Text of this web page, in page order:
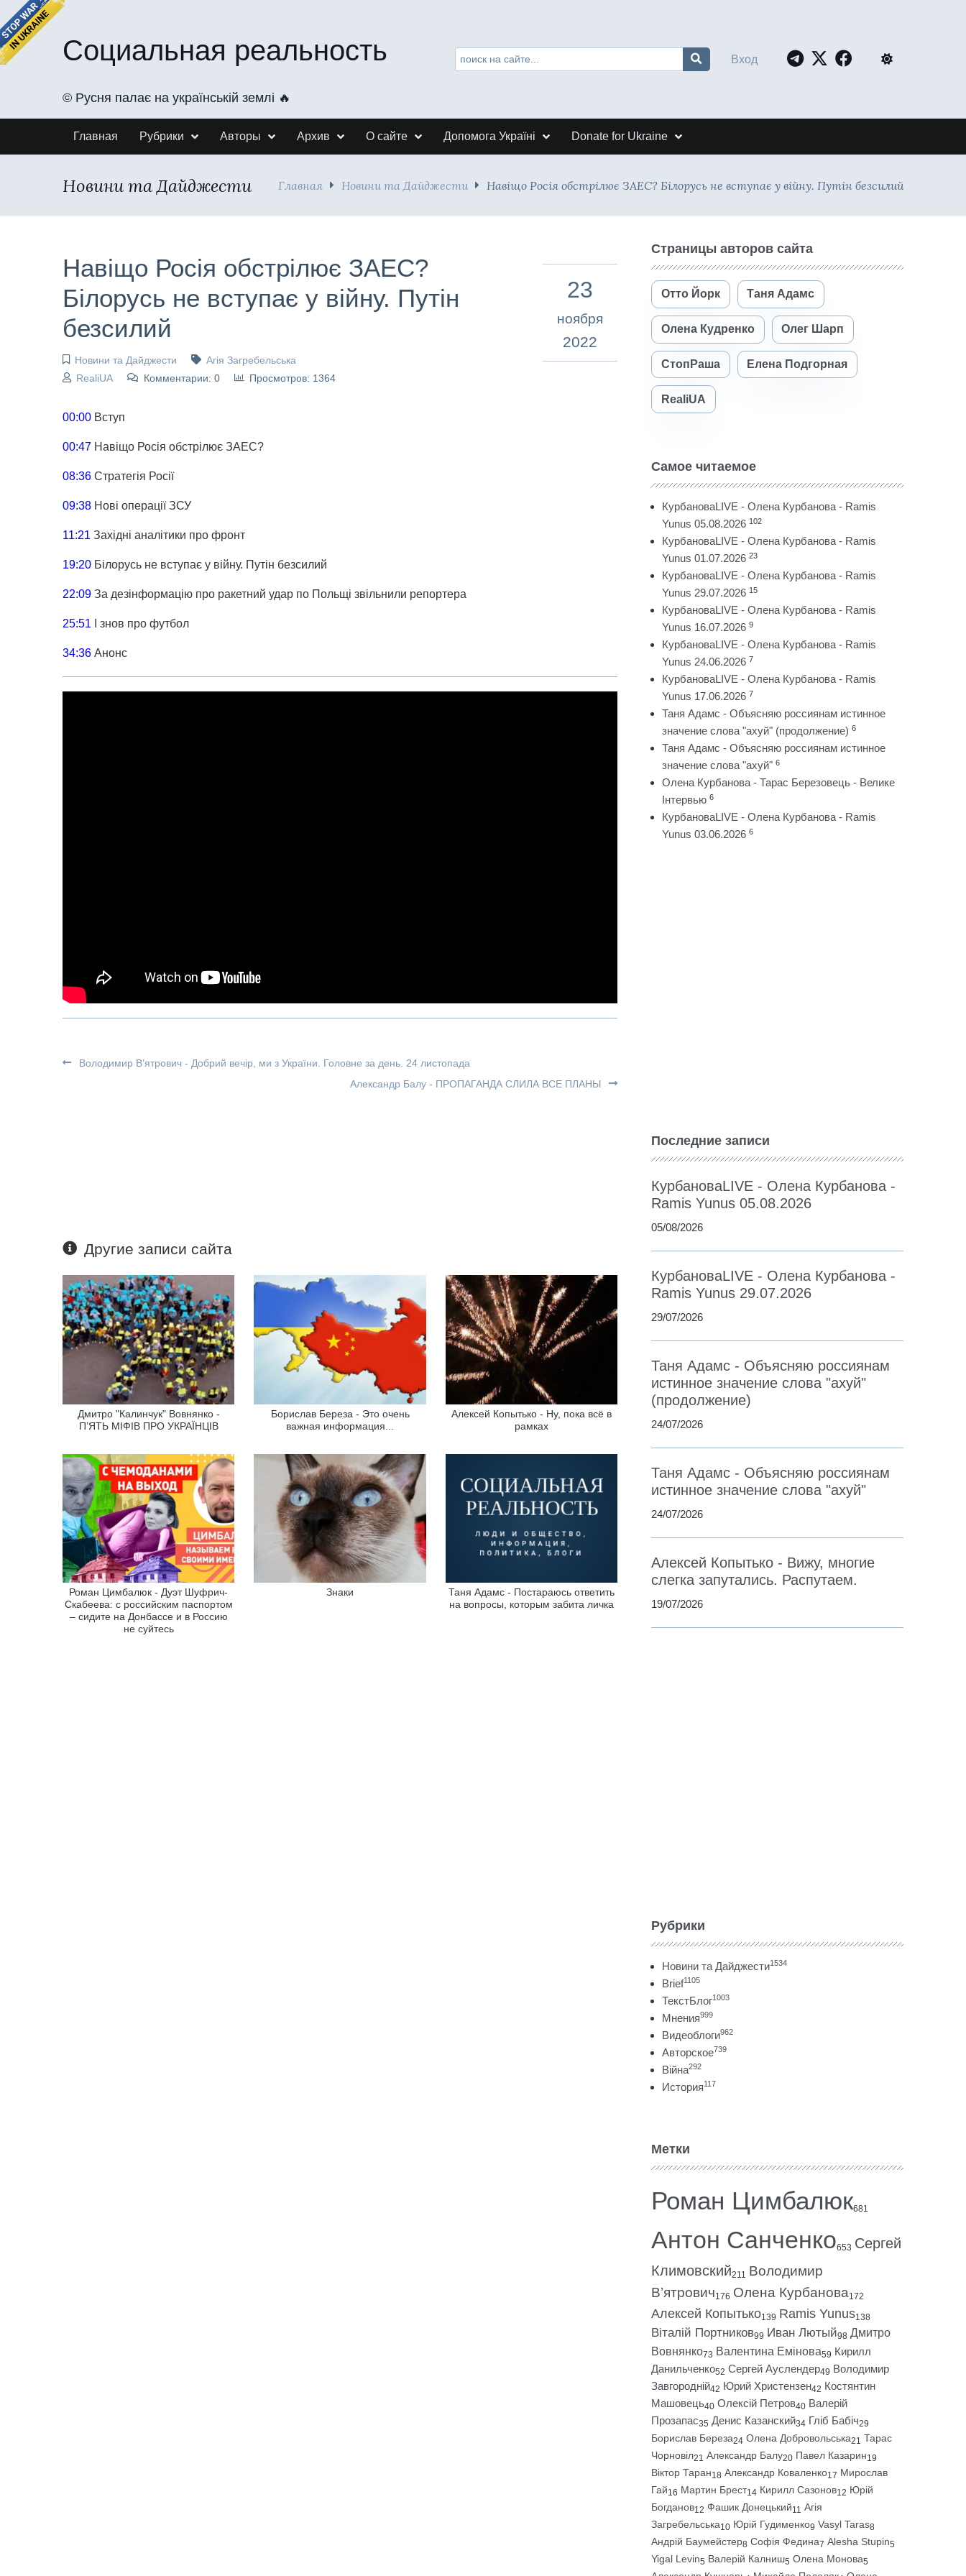
Социальная реальность
©️ Русня палає на українській землі 🔥
Вход
Главная Рубрики Авторы Архив О сайте Допомога Україні Donate for Ukraine
Новини та Дайджести Главная Новини та Дайджести Навіщо Росія обстрілює ЗАЕС? Білорусь не вступає у війну. Путін безсилий
Навіщо Росія обстрілює ЗАЕС?
Білорусь не вступає у війну. Путін
безсилий
Новини та Дайджести
Агія Загребельська
RealiUA
Комментарии: 0 Просмотров: 1364
23
ноября
2022
00:00 Вступ
00:47 Навіщо Росія обстрілює ЗАЕС?
08:36 Стратегія Росії
09:38 Нові операції ЗСУ
11:21 Західні аналітики про фронт
19:20 Білорусь не вступає у війну. Путін безсилий
22:09 За дезінформацію про ракетний удар по Польщі звільнили репортера
25:51 І знов про футбол
34:36 Анонс
Володимир В’ятрович - Добрий вечір, ми з України. Головне за день. 24 листопада
Александр Балу - ПРОПАГАНДА СЛИЛА ВСЕ ПЛАНЫ
Другие записи сайта
Дмитро "Калинчук" Вовнянко -
П’ЯТЬ МІФІВ ПРО УКРАЇНЦІВ
Борислав Береза - Это очень
важная информация...
Алексей Копытько - Ну, пока всё в
рамках
Роман Цимбалюк - Дуэт Шуфрич-
Скабеева: с российским паспортом
– сидите на Донбассе и в Россию
не суйтесь
Знаки
Таня Адамс - Постараюсь ответить
на вопросы, которым забита личка
Страницы авторов сайта
Отто Йорк Таня Адамс
Олена Кудренко Олег Шарп
СтопРаша Елена Подгорная
RealiUA
Самое читаемое
КурбановаLIVE - Олена Курбанова - Ramis
Yunus 05.08.2026 102
КурбановаLIVE - Олена Курбанова - Ramis
Yunus 01.07.2026 23
КурбановаLIVE - Олена Курбанова - Ramis
Yunus 29.07.2026 15
КурбановаLIVE - Олена Курбанова - Ramis
Yunus 16.07.2026 9
КурбановаLIVE - Олена Курбанова - Ramis
Yunus 24.06.2026 7
КурбановаLIVE - Олена Курбанова - Ramis
Yunus 17.06.2026 7
Таня Адамс - Объясняю россиянам истинное
значение слова "ахуй" (продолжение) 6
Таня Адамс - Объясняю россиянам истинное
значение слова "ахуй" 6
Олена Курбанова - Тарас Березовець - Велике
Інтервью 6
КурбановаLIVE - Олена Курбанова - Ramis
Yunus 03.06.2026 6
Последние записи
КурбановаLIVE - Олена Курбанова -
Ramis Yunus 05.08.2026
05/08/2026
КурбановаLIVE - Олена Курбанова -
Ramis Yunus 29.07.2026
29/07/2026
Таня Адамс - Объясняю россиянам
истинное значение слова "ахуй"
(продолжение)
24/07/2026
Таня Адамс - Объясняю россиянам
истинное значение слова "ахуй"
24/07/2026
Алексей Копытько - Вижу, многие
слегка запутались. Распутаем.
19/07/2026
Рубрики
Новини та Дайджести1534
Brief1105
ТекстБлог1003
Мнения999
Видеоблоги962
Авторское739
Війна292
История117
Метки
Роман Цимбалюк681
Антон Санченко653 Сергей
Климовский211 Володимир
В’ятрович176 Олена Курбанова172
Алексей Копытько139 Ramis Yunus138
Віталій Портников99 Иван Лютый98 Дмитро
Вовнянко73 Валентина Емінова59 Кирилл
Данильченко52 Сергей Ауслендер49 Володимир
Завгородній42 Юрий Христензен42 Костянтин
Машовець40 Олексій Петров40 Валерій
Прозапас35 Денис Казанский34 Гліб Бабіч29
Борислав Береза24 Олена Добровольська21 Тарас
Чорновіл21 Александр Балу20 Павел Казарин19
Віктор Таран18 Александр Коваленко17 Мирослав
Гай16 Мартин Брест14 Кирилл Сазонов12 Юрій
Богданов12 Фашик Донецький11 Агія
Загребельська10 Юрій Гудименко9 Vasyl Taras8
Андрій Баумейстер8 Софія Федина7 Alesha Stupin5
Yigal Levin5 Валерій Калниш5 Олена Монова5